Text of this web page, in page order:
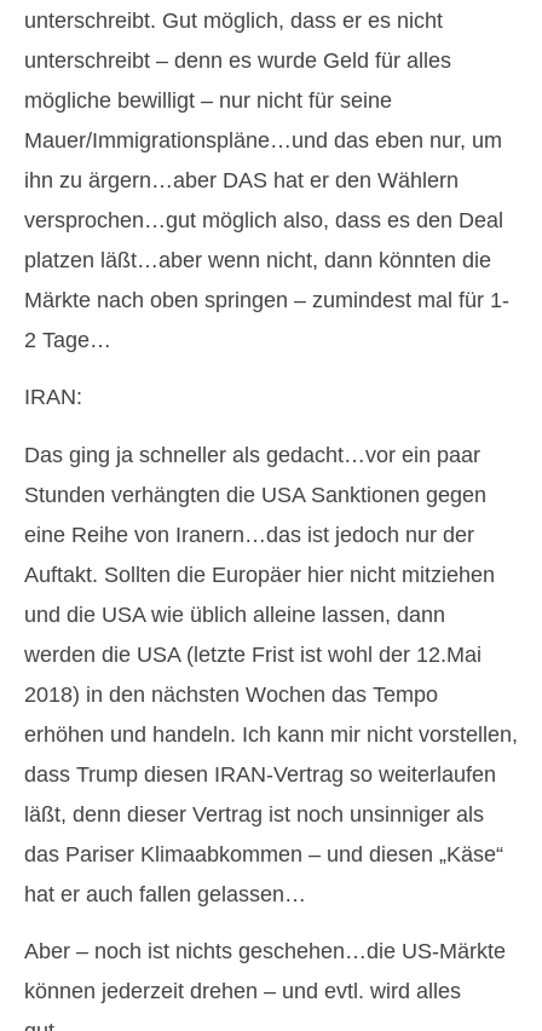
unterschreibt. Gut möglich, dass er es nicht
unterschreibt – denn es wurde Geld für alles
mögliche bewilligt – nur nicht für seine
Mauer/Immigrationspläne…und das eben nur, um
ihn zu ärgern…aber DAS hat er den Wählern
versprochen…gut möglich also, dass es den Deal
platzen läßt…aber wenn nicht, dann könnten die
Märkte nach oben springen – zumindest mal für 1-
2 Tage…
IRAN:
Das ging ja schneller als gedacht…vor ein paar
Stunden verhängten die USA Sanktionen gegen
eine Reihe von Iranern…das ist jedoch nur der
Auftakt. Sollten die Europäer hier nicht mitziehen
und die USA wie üblich alleine lassen, dann
werden die USA (letzte Frist ist wohl der 12.Mai
2018) in den nächsten Wochen das Tempo
erhöhen und handeln. Ich kann mir nicht vorstellen,
dass Trump diesen IRAN-Vertrag so weiterlaufen
läßt, denn dieser Vertrag ist noch unsinniger als
das Pariser Klimaabkommen – und diesen „Käse“
hat er auch fallen gelassen…
Aber – noch ist nichts geschehen…die US-Märkte
können jederzeit drehen – und evtl. wird alles